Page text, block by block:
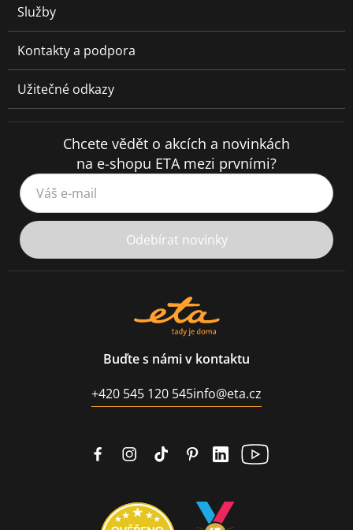
Služby
Kontakty a podpora
Užitečné odkazy
Chcete vědět o akcích a novinkách
na e-shopu ETA mezi prvními?
Váš e-mail
Odebírat novinky
Buďte s námi v kontaktu
+420 545 120 545info@eta.cz